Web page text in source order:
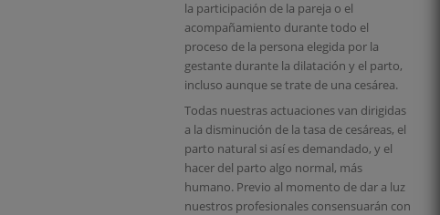
la participación de la pareja o el
acompañamiento durante todo el
proceso de la persona elegida por la
gestante durante la dilatación y el parto,
incluso aunque se trate de una cesárea.
Todas nuestras actuaciones van dirigidas
a la disminución de la tasa de cesáreas, el
parto natural si así es demandado, y el
hacer del parto algo normal, más
humano. Previo al momento de dar a luz
nuestros profesionales consensuarán con